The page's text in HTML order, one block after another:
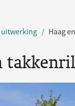
uitwerking Haag